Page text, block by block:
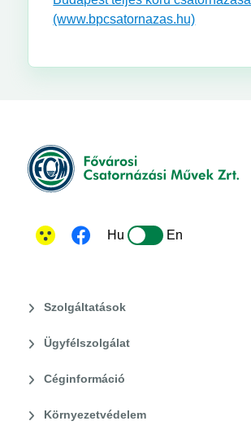
(www.bpcsatornazas.hu)
Hu En
Szolgáltatások
Ügyfélszolgálat
Céginformáció
Környezetvédelem